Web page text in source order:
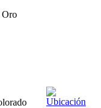
Oro